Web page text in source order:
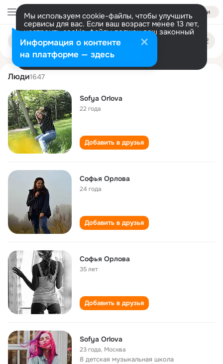
Войти
Мы используем cookie-файлы, чтобы улучшить
сервисы для вас. Если ваш возраст менее 13 лет,
настроить cookie-файлы должен ваш законный
представитель. Больше информации
Разрешить все Настроить
Поиск
людям
sofya orlova
Люди1647
Sofya Orlova
22 года
Добавить в друзья
Софья Орлова
24 года
Добавить в друзья
Софья Орлова
35 лет
Добавить в друзья
Sofya Orlova
23 года, Москва
8 детская музыкальная школа
Информация о контенте
на платформе — здесь